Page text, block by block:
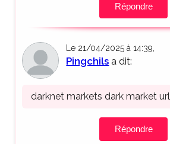
Répondre
Le 21/04/2025 à 14:39,
Pingchils a dit:
darknet markets dark market url
Répondre